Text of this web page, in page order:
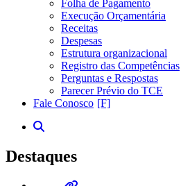
Folha de Pagamento
Execução Orçamentária
Receitas
Despesas
Estrutura organizacional
Registro das Competências
Perguntas e Respostas
Parecer Prévio do TCE
Fale Conosco
Destaques